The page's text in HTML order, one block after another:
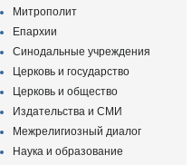
Митрополит
Епархии
Синодальные учреждения
Церковь и государство
Церковь и общество
Издательства и СМИ
Межрелигиозный диалог
Наука и образование